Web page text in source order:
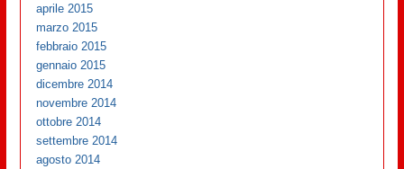
aprile 2015
marzo 2015
febbraio 2015
gennaio 2015
dicembre 2014
novembre 2014
ottobre 2014
settembre 2014
agosto 2014